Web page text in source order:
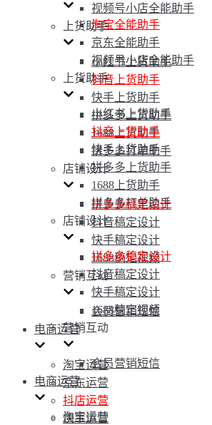
视频号小店全能助手
上货助手
小红书上货助手
抖音上货助手
快手上货助手
拼多多上货助手
1688上货助手
拼多多打单助手
店铺设计
拼多多稿定设计
抖音稿定设计
快手稿定设计
1688稿定视频
营销互动
会员营销短信
电商运营
淘宝运营
京东运营
抖店运营
快手运营
淘宝全能助手
京东全能助手
视频号小店全能助手
上货助手
小红书上货助手
抖音上货助手
快手上货助手
拼多多上货助手
1688上货助手
拼多多打单助手
店铺设计
拼多多稿定设计
抖音稿定设计
快手稿定设计
1688稿定视频
营销互动
会员营销短信
电商运营
淘宝运营